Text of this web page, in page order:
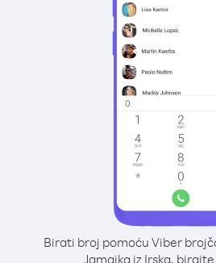
Birati broj pomoću Viber
Jamajka iz Irska,